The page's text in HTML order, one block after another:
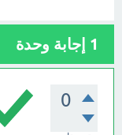
1 إجابة وحدة
0